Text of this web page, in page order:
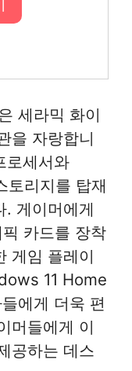
세라믹 화이
을 자랑합니
세서와
토리지를 탑재
. 게이머에게
카드를 장착
게임 플레이
11 Home
에게 더욱 편
머들에게 이
공하는 데스